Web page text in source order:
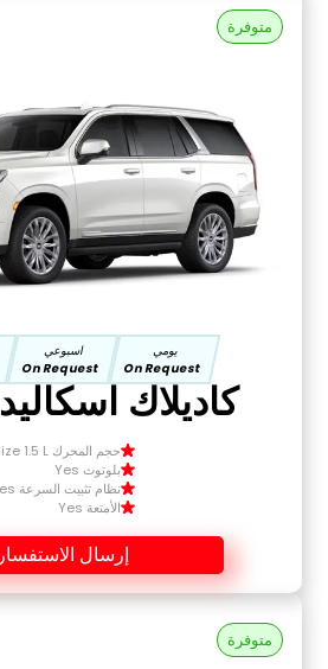
متوفرة
يومي
On Request
اسبوعي
On Request
كاديلاك اسكاليد 2024
حجم المحرك Size 1.5 L
بلوتوث Yes
نظام تثبيت السرعة Yes
الأمتعة Yes
إرسال الاستفسار
متوفرة